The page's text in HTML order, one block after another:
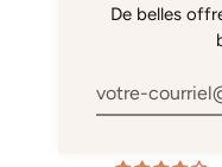
De belles